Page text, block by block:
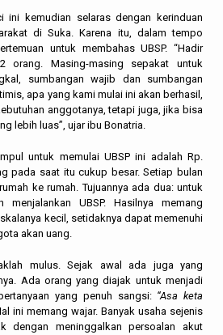
ini kemudian selaras dengan kerinduan
di Suka. Karena itu, dalam tempo
untuk membahas UBSP. “Hadir
orang. Masing-masing sepakat untuk
sumbangan wajib dan sumbangan
apa yang kami mulai ini akan berhasil,
anggotanya, tetapi juga, jika bisa
lebih luas”, ujar ibu Bonatria.
untuk memulai UBSP ini adalah Rp.
pada saat itu cukup besar. Setiap bulan
ke rumah. Tujuannya ada dua: untuk
menjalankan UBSP. Hasilnya memang
kecil, setidaknya dapat memenuhi
akan uang.
mulus. Sejak awal ada juga yang
Ada orang yang diajak untuk menjadi
yang penuh sangsi: “Asa keta
ini memang wajar. Banyak usaha sejenis
dengan meninggalkan persoalan akut